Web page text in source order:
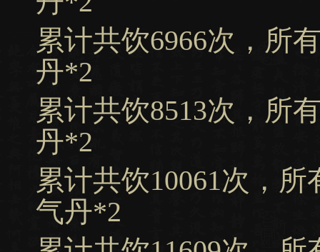
累计共饮6966次，所
丹*2
累计共饮8513次，所
丹*2
累计共饮10061次，
气丹*2